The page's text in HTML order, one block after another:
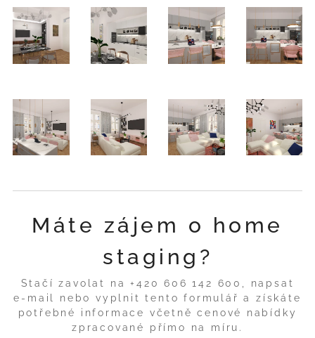
Máte zájem o home
staging?
Stačí zavolat na +420 606 142 600, napsat
e-mail nebo vyplnit tento formulář a získáte
potřebné informace včetně cenové nabídky
zpracované přímo na míru.